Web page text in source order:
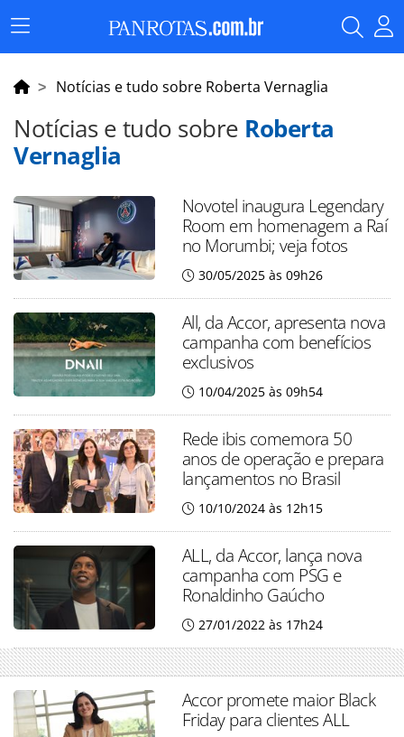
Menu
Principal
Notícias e tudo sobre Roberta Vernaglia
Notícias e tudo sobre Roberta
Vernaglia
Novotel inaugura Legendary
Room em homenagem a Raí
no Morumbi; veja fotos
30/05/2025 às 09h26
All, da Accor, apresenta nova
campanha com benefícios
exclusivos
10/04/2025 às 09h54
Rede ibis comemora 50
anos de operação e prepara
lançamentos no Brasil
10/10/2024 às 12h15
ALL, da Accor, lança nova
campanha com PSG e
Ronaldinho Gaúcho
27/01/2022 às 17h24
Accor promete maior Black
Friday para clientes ALL